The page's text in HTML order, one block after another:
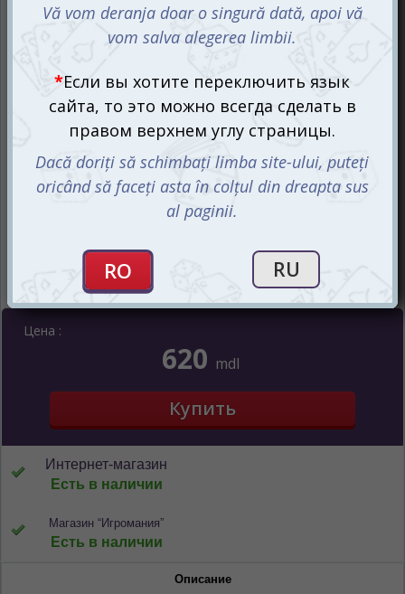
Цена :
620 mdl
Интернет-магазин
Есть в наличии
Магазин “Игромания”
Есть в наличии
Описание